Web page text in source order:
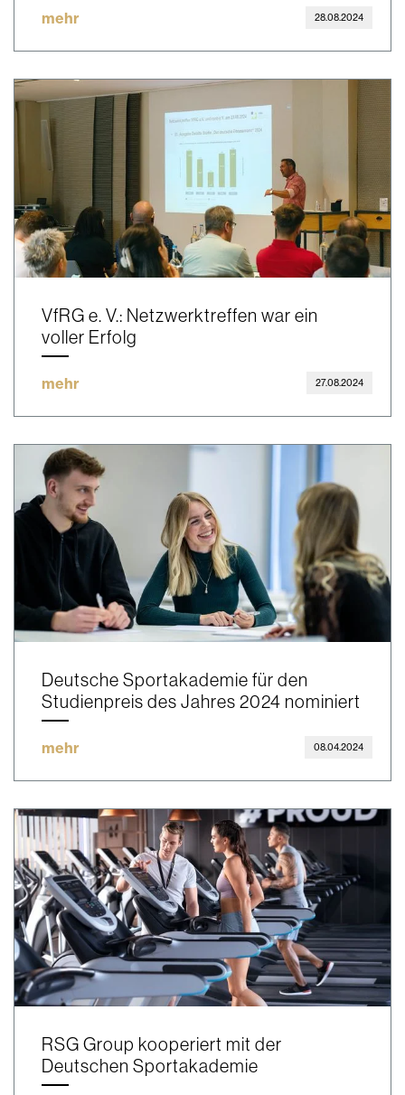
mehr 28.08.2024
VfRG e. V.: Netzwerktreffen war ein
voller Erfolg
mehr 27.08.2024
Deutsche Sportakademie für den
Studienpreis des Jahres 2024 nominiert
mehr 08.04.2024
RSG Group kooperiert mit der
Deutschen Sportakademie